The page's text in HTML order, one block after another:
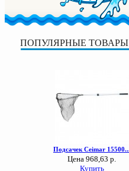
ПОПУЛЯРНЫЕ ТОВАРЫ